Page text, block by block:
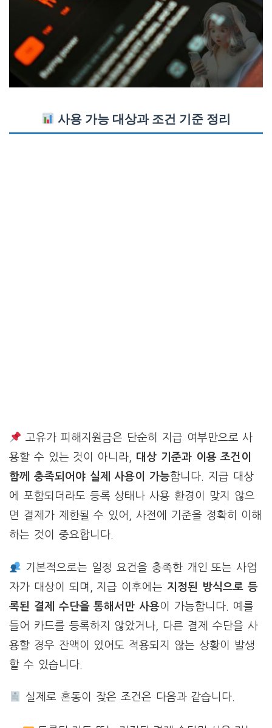
사용 가능 대상과 조건 기준 정리
고유가 피해지원금은 단순히 지급 여부만으로 사
용할 수 있는 것이 아니라, 대상 기준과 이용 조건이
함께 충족되어야 실제 사용이 가능합니다. 지급 대상
에 포함되더라도 등록 상태나 사용 환경이 맞지 않으
면 결제가 제한될 수 있어, 사전에 기준을 정확히 이해
하는 것이 중요합니다.
기본적으로는 일정 요건을 충족한 개인 또는 사업
자가 대상이 되며, 지급 이후에는 지정된 방식으로 등
록된 결제 수단을 통해서만 사용이 가능합니다. 예를
들어 카드를 등록하지 않았거나, 다른 결제 수단을 사
용할 경우 잔액이 있어도 적용되지 않는 상황이 발생
할 수 있습니다.
실제로 혼동이 잦은 조건은 다음과 같습니다.